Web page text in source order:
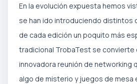
En la evolución expuesta hemos
se han ido introduciendo distintos
de cada edición un poquito más
tradicional TrobaTest se convierte
innovadora reunión de networking
algo de misterio y juegos de mesa